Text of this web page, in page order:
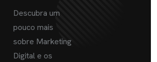
Descubra um
pouco mais
sobre Marketing
Digital e os